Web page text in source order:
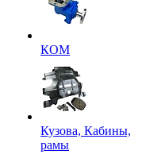
КОМ
Кузова, Кабины,
рамы